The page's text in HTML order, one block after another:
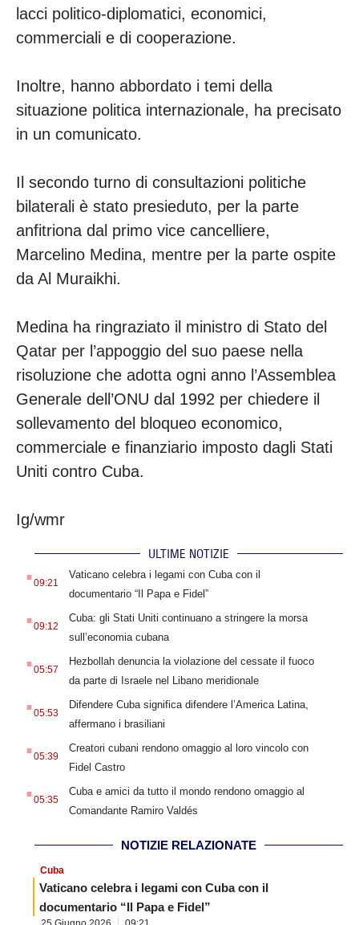
lacci politico-diplomatici, economici,
commerciali e di cooperazione.
Inoltre, hanno abbordato i temi della
situazione politica internazionale, ha precisato
in un comunicato.
Il secondo turno di consultazioni politiche
bilaterali è stato presieduto, per la parte
anfitriona dal primo vice cancelliere,
Marcelino Medina, mentre per la parte ospite
da Al Muraikhi.
Medina ha ringraziato il ministro di Stato del
Qatar per l’appoggio del suo paese nella
risoluzione che adotta ogni anno l’Assemblea
Generale dell’ONU dal 1992 per chiedere il
sollevamento del bloqueo economico,
commerciale e finanziario imposto dagli Stati
Uniti contro Cuba.
Ig/wmr
ULTIME NOTIZIE
.09:21
Vaticano celebra i legami con Cuba con il
documentario “Il Papa e Fidel”
.09:12
Cuba: gli Stati Uniti continuano a stringere la morsa
sull’economia cubana
.05:57
Hezbollah denuncia la violazione del cessate il fuoco
da parte di Israele nel Libano meridionale
.05:53
Difendere Cuba significa difendere l’America Latina,
affermano i brasiliani
.05:39
Creatori cubani rendono omaggio al loro vincolo con
Fidel Castro
.05:35
Cuba e amici da tutto il mondo rendono omaggio al
Comandante Ramiro Valdés
NOTIZIE RELAZIONATE
Cuba
Vaticano celebra i legami con Cuba con il
documentario “Il Papa e Fidel”